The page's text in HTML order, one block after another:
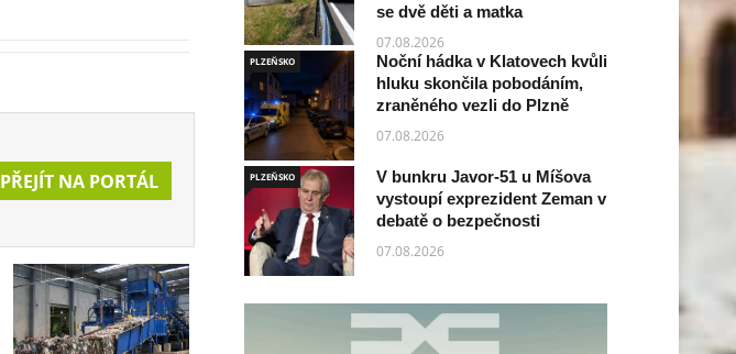
PŘEJÍT NA PORTÁL
se dvě děti a matka
07.08.2026
PLZEŇSKO
Noční hádka v Klatovech kvůli
hluku skončila pobodáním,
zraněného vezli do Plzně
07.08.2026
PLZEŇSKO
V bunkru Javor-51 u Míšova
vystoupí exprezident Zeman v
debatě o bezpečnosti
07.08.2026